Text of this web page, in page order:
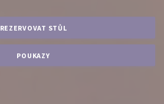
REZERVOVAT STŮL
POUKAZY